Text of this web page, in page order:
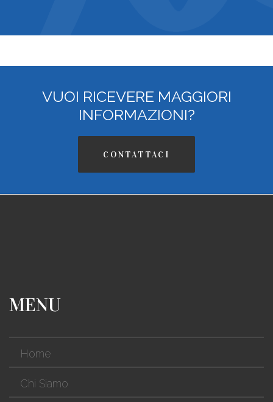
VUOI RICEVERE MAGGIORI
INFORMAZIONI?
CONTATTACI
MENU
Home
Chi Siamo